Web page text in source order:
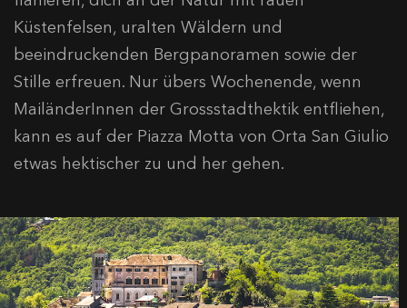
Küstenfelsen, uralten Wäldern und
beeindruckenden Bergpanoramen sowie der
Stille erfreuen. Nur übers Wochenende, wenn
MailänderInnen der Grossstadthektik entfliehen,
kann es auf der Piazza Motta von Orta San Giulio
etwas hektischer zu und her gehen.